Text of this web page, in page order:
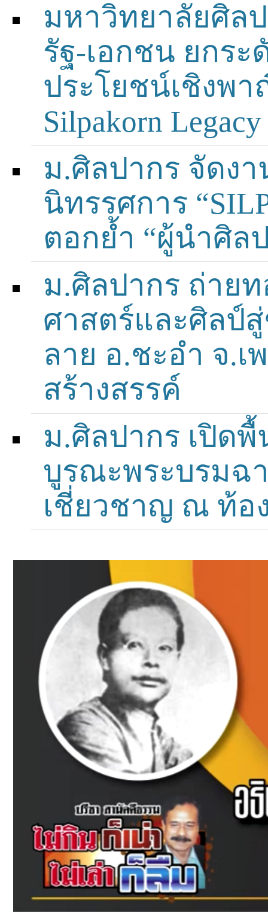
มหาวิทยาลัยศิล
รัฐ-เอกชน ยกร
ประโยชน์เชิงพา
Silpakorn
ม.ศิลปากร จัดงา
นิทรรศการ
ตอกย้ำ “ผู้นำศิล
ม.ศิลปากร ถ่าย
ศาสตร์และศิลป์
ลาย อ.ชะอำ จ.เ
สร้างสรรค์
ม.ศิลปากร เปิด
บูรณะพระบรมฉ
เชี่ยวชาญ ณ ท้อ